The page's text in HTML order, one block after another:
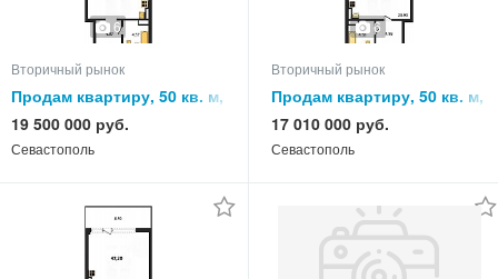
6
Вторичный рынок
Продам квартиру, 50 кв. м,
этаж
19 500 000 руб.
Севастополь
6
Вторичный рынок
Продам квартиру, 50 кв. м,
этаж
17 010 000 руб.
Севастополь